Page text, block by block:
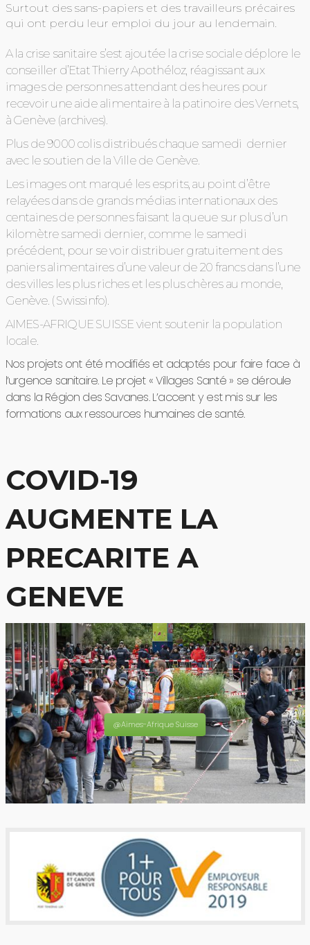
Surtout des sans-papiers et des travailleurs précaires
qui ont perdu leur emploi du jour au lendemain.
A la crise sanitaire s’est ajoutée la crise sociale déplore le
conseiller d’Etat Thierry Apothéloz, réagissant aux
images de personnes attendant des heures pour
recevoir une aide alimentaire à la patinoire des Vernets,
à Genève (archives).
Plus de 9000 colis distribués chaque samedi dernier
avec le soutien de la Ville de Genève.
Les images ont marqué les esprits, au point d’être
relayées dans de grands médias internationaux des
centaines de personnes faisant la queue sur plus d’un
kilomètre samedi dernier, comme le samedi
précédent, pour se voir distribuer gratuitement des
paniers alimentaires d’une valeur de 20 francs dans l’une
des villes les plus riches et les plus chères au monde,
Genève. ( Swissinfo).
AIMES-AFRIQUE SUISSE vient soutenir la population
locale.
Nos projets ont été modifiés et adaptés pour faire face à
l’urgence sanitaire. Le projet « Villages Santé » se déroule
dans la Région des Savanes. L’accent y est mis sur les
formations aux ressources humaines de santé.
@Aimes-Afrique Suisse
COVID-19
AUGMENTE LA
PRECARITE A
GENEVE